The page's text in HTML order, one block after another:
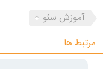
آموزش سئو
مرتبط ها